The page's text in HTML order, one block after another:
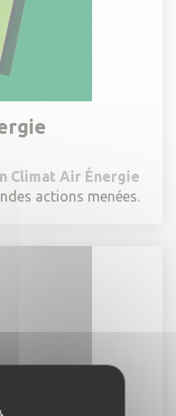
Climat Air Énergie
actions menées.